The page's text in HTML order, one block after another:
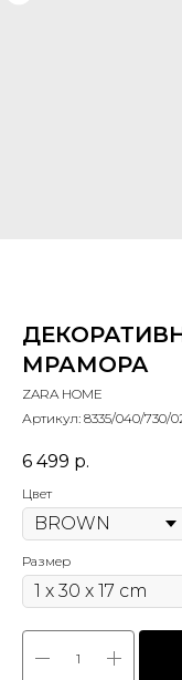
МРАМОРА
ZARA HOME
Артикул: 8335/040/730/
6 499 р.
Цвет
Размер